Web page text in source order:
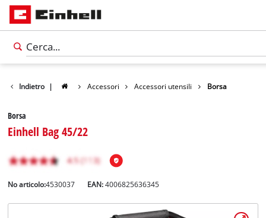
Indietro | Accessori Accessori utensili Borsa
Borsa
Einhell Bag 45/22
No articolo:4530037 EAN:4006825636345